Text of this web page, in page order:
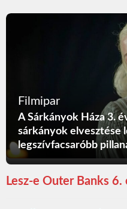
Filmipar
A Sárkányok Háza 3.
sárkányok elvesztése
legszívfacsaróbb
Lesz-e Outer Banks 6.